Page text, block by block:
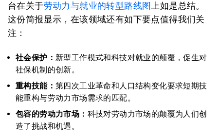
台在关于劳动力与就业的转型路线图 上如是总结。
这份简报显示，在该领域还有如下要点值得我们关
注：
社会保护： 新型工作模式和科技对就业的颠覆，促生对
社保机制的创新。
重构技能： 第四次工业革命和人口结构变化要求短期技
能重构与劳动力市场需求的匹配。
包容的劳动力市场： 科技对劳动力市场的颠覆为人们创
造了挑战和机遇。